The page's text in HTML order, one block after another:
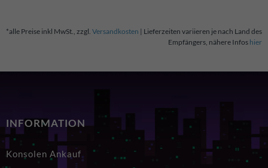
*alle Preise inkl MwSt., zzgl. Versandkosten | Lieferzeiten variieren je nach Land des
Empfängers, nähere Infos hier
INFORMATION
Konsolen Ankauf